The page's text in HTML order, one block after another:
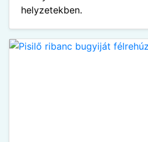
helyzetekben.